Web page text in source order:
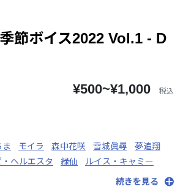
季節ボイス2022 Vol.1 - D
¥500~¥1,000 税込
ま モイラ 森中花咲 雪城眞尋
夢追翔
・ヘルエスタ 緑仙
ルイス・キャミー
レオス・ヴィンセント
続きを見る